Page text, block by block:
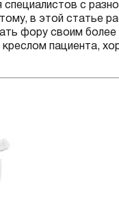
с
в этой статье
фору своим
пациента,